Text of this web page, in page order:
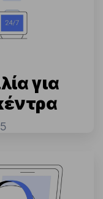
για